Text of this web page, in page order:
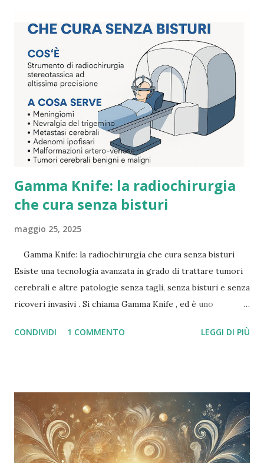
Gamma Knife: la radiochirurgia
che cura senza bisturi
maggio 25, 2025
Gamma Knife: la radiochirurgia che cura senza bisturi
Esiste una tecnologia avanzata in grado di trattare tumori
cerebrali e altre patologie senza tagli, senza bisturi e senza
ricoveri invasivi . Si chiama Gamma Knife , ed è uno
precisione , usato in alcune delle migliori strutture
altamente focalizzati per colpire in modo selettivo le
lesioni cerebrali, senza danneggiare i tessuti sani
circostanti . Viene eseguito senza incisioni , in un’unica
seduta, e spesso non richiede nemmeno l’anestesia
CONDIVIDI 1 COMMENTO LEGGI DI PIÙ